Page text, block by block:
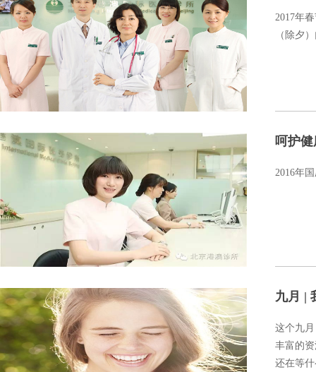
2017年
（除夕
呵护
2016年
九月 |
这个九
丰富的
还在等